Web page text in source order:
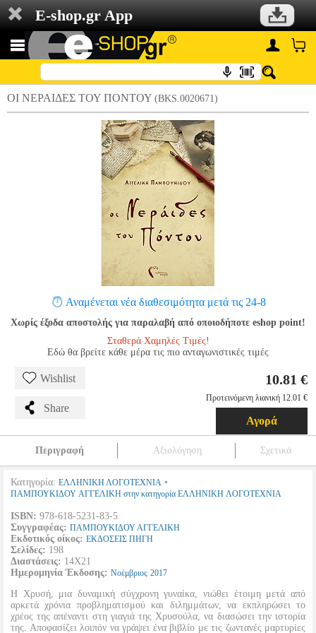
E-shop.gr App
ΟΙ ΝΕΡΑΙΔΕΣ ΤΟΥ ΠΟΝΤΟΥ (BKS.0020671)
Αναμένεται νέα διαθεσιμότητα μετά τις 24-8
Χωρίς έξοδα αποστολής για παραλαβή από οποιοδήποτε eshop point!
Σταθερά Χαμηλές Τιμές!
Εδώ θα βρείτε κάθε μέρα τις πιο ανταγωνιστικές τιμές
Wishlist
Share
10.81 €
Προτεινόμενη λιανική 12.01 €
Αγορά
Περιγραφή Αξιολόγηση Σχετικά
Κατηγορία: ΕΛΛΗΝΙΚΗ ΛΟΓΟΤΕΧΝΙΑ •
ΠΑΜΠΟΥΚΙΔΟΥ ΑΓΓΕΛΙΚΗ στην κατηγορία ΕΛΛΗΝΙΚΗ ΛΟΓΟΤΕΧΝΙΑ
ISBN: 978-618-5231-83-5
Συγγραφέας: ΠΑΜΠΟΥΚΙΔΟΥ ΑΓΓΕΛΙΚΗ
Εκδοτικός οίκος: ΕΚΔΟΣΕΙΣ ΠΗΓΗ
Σελίδες: 198
Διαστάσεις: 14Χ21
Ημερομηνία Έκδοσης: Νοέμβριος 2017
Η Χρυσή, μια δυναμική σύγχρονη γυναίκα, νιώθει έτοιμη μετά από
αρκετά χρόνια προβληματισμού και διλημμάτων, να εκπληρώσει το
χρέος της απέναντι στη γιαγιά της Χρυσούλα, να διασώσει την ιστορία
της. Αποφασίζει λοιπόν να γράψει ένα βιβλίο με τις ζωντανές μαρτυρίες